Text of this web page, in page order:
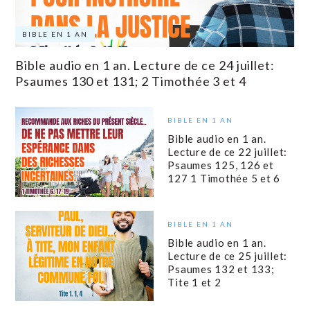
BIBLE EN 1 AN
Bible audio en 1 an. Lecture de ce 24 juillet:
Psaumes 130 et 131; 2 Timothée 3 et 4
BIBLE EN 1 AN
Bible audio en 1 an.
Lecture de ce 22 juillet:
Psaumes 125, 126 et
127 1 Timothée 5 et 6
BIBLE EN 1 AN
Bible audio en 1 an.
Lecture de ce 25 juillet:
Psaumes 132 et 133;
Tite 1 et 2